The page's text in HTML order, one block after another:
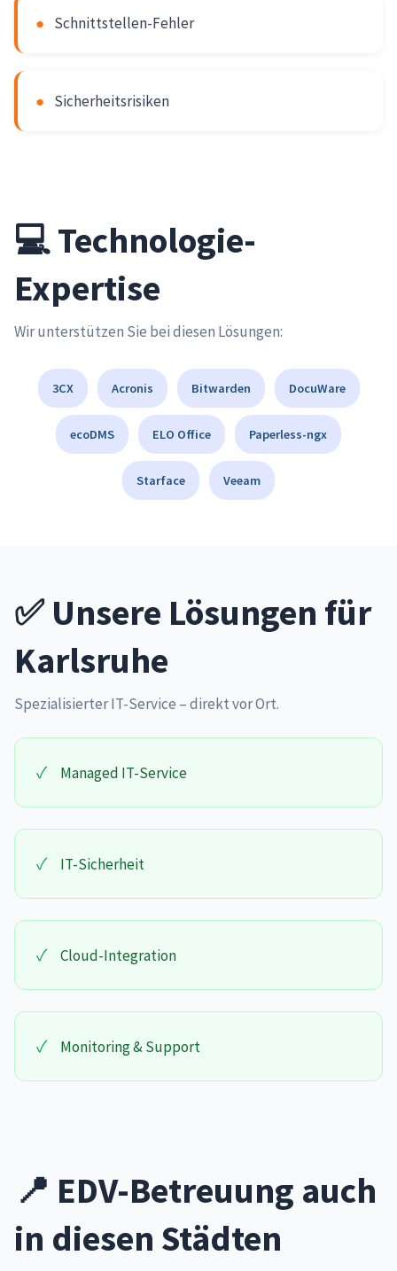
● Schnittstellen-Fehler
● Sicherheitsrisiken
💻 Technologie-
Expertise
Wir unterstützen Sie bei diesen Lösungen:
3CX Acronis Bitwarden DocuWare
ecoDMS ELO Office Paperless-ngx
Starface Veeam
✅ Unsere Lösungen für
Karlsruhe
Spezialisierter IT-Service – direkt vor Ort.
✓ Managed IT-Service
✓ IT-Sicherheit
✓ Cloud-Integration
✓ Monitoring & Support
📍 EDV-Betreuung auch
in diesen Städten